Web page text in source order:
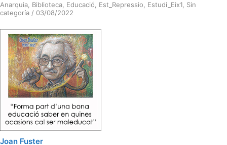
Anarquia Biblioteca Educació Est_Repressio Estudi_Eix1 Sin
categoría / 03/08/2022
Joan Fuster